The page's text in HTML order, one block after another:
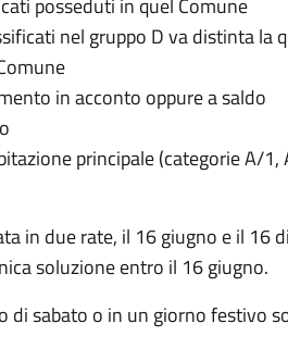
posseduti in quel Comune
nel gruppo D va distinta la
in acconto oppure a saldo
principale (categorie A/1,
in due rate, il 16 giugno e il 16
soluzione entro il 16 giugno.
di sabato o in un giorno festivo